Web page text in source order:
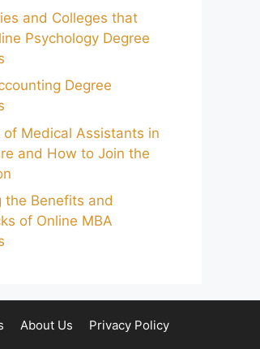
and Colleges that
Psychology Degree
Degree
of Medical Assistants in
and How to Join the
the Benefits and
of Online MBA
About Us Privacy Policy